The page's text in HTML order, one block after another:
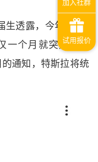
透露，今年3月底
一个月就突然被毁
通知，特斯拉将统